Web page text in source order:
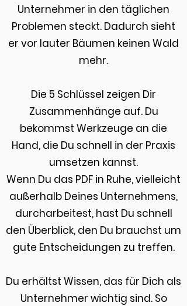
Unternehmer in den täglichen
Problemen steckt. Dadurch sieht
er vor lauter Bäumen keinen Wald
mehr.
Die 5 Schlüssel zeigen Dir
Zusammenhänge auf. Du
bekommst Werkzeuge an die
Hand, die Du schnell in der Praxis
umsetzen kannst.
Wenn Du das PDF in Ruhe, vielleicht
außerhalb Deines Unternehmens,
durcharbeitest, hast Du schnell
den Überblick, den Du brauchst um
gute Entscheidungen zu treffen.
Du erhältst Wissen, das für Dich als
Unternehmer wichtig sind. So